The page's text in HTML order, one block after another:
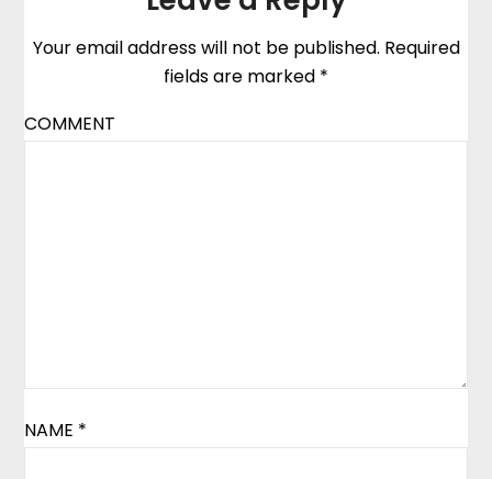
Your email address will not be published. Required
fields are marked *
COMMENT
NAME *